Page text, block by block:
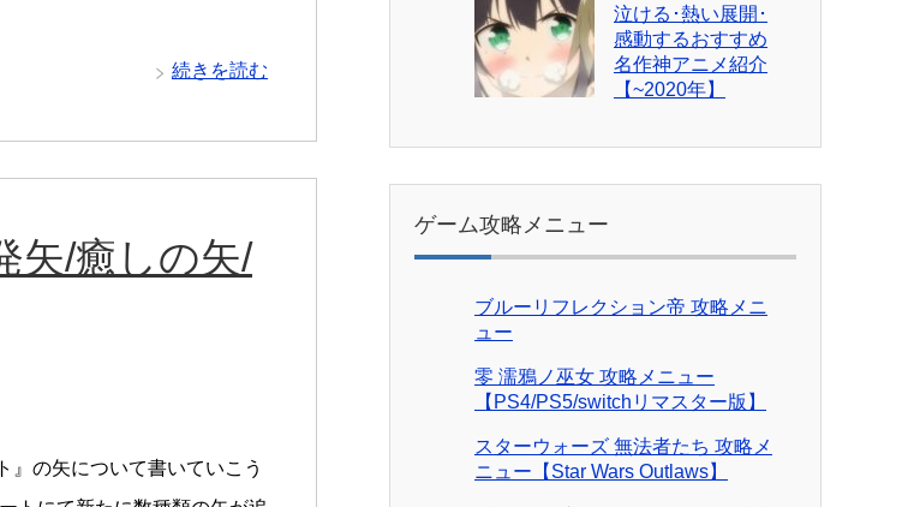
続きを読む
矢/癒しの矢/
』の矢について書いていこう
泣ける･熱い展開･
感動するおすすめ
名作神アニメ紹介
【~2020年】
ゲーム攻略メニュー
ブルーリフレクション帝 攻略メニ
ュー
零 濡鴉ノ巫女 攻略メニュー
【PS4/PS5/switchリマスター版】
スターウォーズ 無法者たち 攻略メ
ニュー【Star Wars Outlaws】